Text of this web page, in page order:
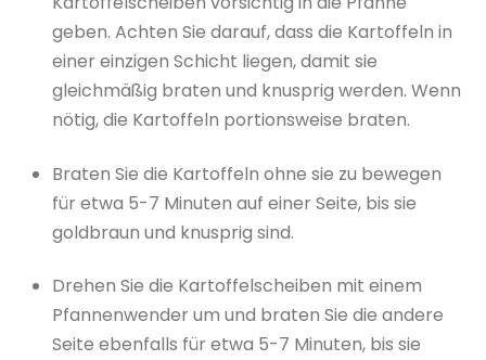
geben. Achten Sie darauf, dass die Kartoffeln in
einer einzigen Schicht liegen, damit sie
gleichmäßig braten und knusprig werden. Wenn
nötig, die Kartoffeln portionsweise braten.
Braten Sie die Kartoffeln ohne sie zu bewegen
für etwa 5-7 Minuten auf einer Seite, bis sie
goldbraun und knusprig sind.
Drehen Sie die Kartoffelscheiben mit einem
Pfannenwender um und braten Sie die andere
Seite ebenfalls für etwa 5-7 Minuten, bis sie